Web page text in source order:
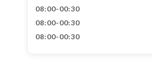
08:00-00:30
08:00-00:30
08:00-00:30